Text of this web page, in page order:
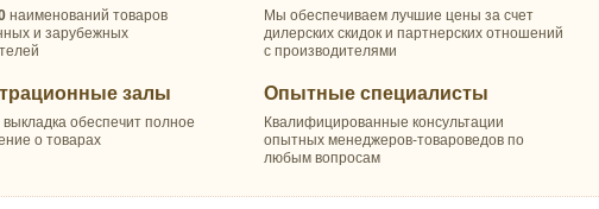
наименований товаров
и зарубежных
залы
обеспечит полное
о товарах
Мы обеспечиваем лучшие цены за счет
дилерских скидок и партнерских отношений
с производителями
Опытные специалисты
Квалифицированные консультации
опытных менеджеров-товароведов по
любым вопросам